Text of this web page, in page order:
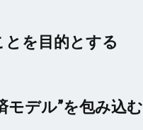
を目的とする
モデル”を包み込む